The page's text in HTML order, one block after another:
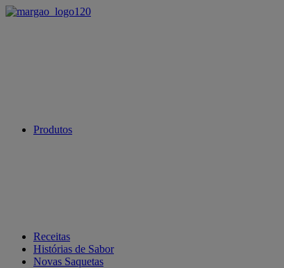
Produtos
Receitas
Histórias de Sabor
Novas Saquetas